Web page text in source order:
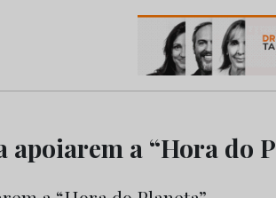
Publicidade
apoiarem a “Hora do